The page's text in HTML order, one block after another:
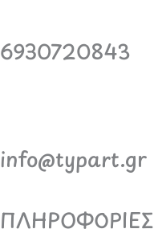
6930720843
info@typart.gr
ΠΛΗΡΟΦΟΡΙΕΣ